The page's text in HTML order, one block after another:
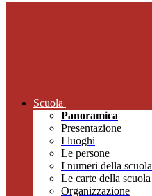
Scuola
Panoramica
Presentazione
I luoghi
Le persone
I numeri della scuola
Le carte della scuola
Organizzazione